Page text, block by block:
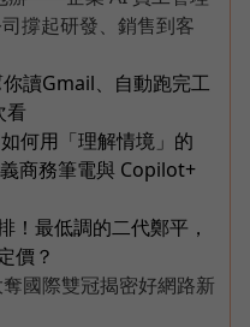
撐起研發、銷售到客
讀Gmail、自動跑完工
看
何用「理解情境」的
商務筆電與 Copilot+
！最低調的二代鄭平，
價？
國際雙冠揭密好網路新